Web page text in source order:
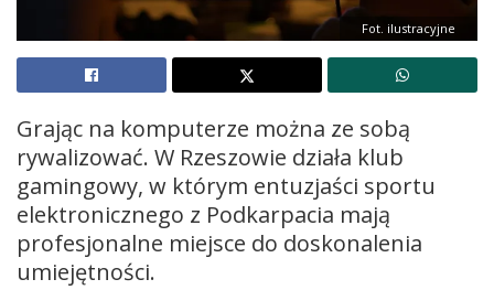
Fot. ilustracyjne
Grając na komputerze można ze sobą
rywalizować. W Rzeszowie działa klub
gamingowy, w którym entuzjaści sportu
elektronicznego z Podkarpacia mają
profesjonalne miejsce do doskonalenia
umiejętności.